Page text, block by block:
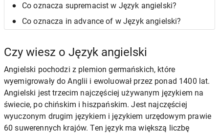
Co oznacza supremacist w Język angielski?
Co oznacza in advance of w Język angielski?
Czy wiesz o Język angielski
Angielski pochodzi z plemion germańskich, które
wyemigrowały do Anglii i ewoluował przez ponad 1400 lat.
Angielski jest trzecim najczęściej używanym językiem na
świecie, po chińskim i hiszpańskim. Jest najczęściej
wyuczonym drugim językiem i językiem urzędowym prawie
60 suwerennych krajów. Ten język ma większą liczbę